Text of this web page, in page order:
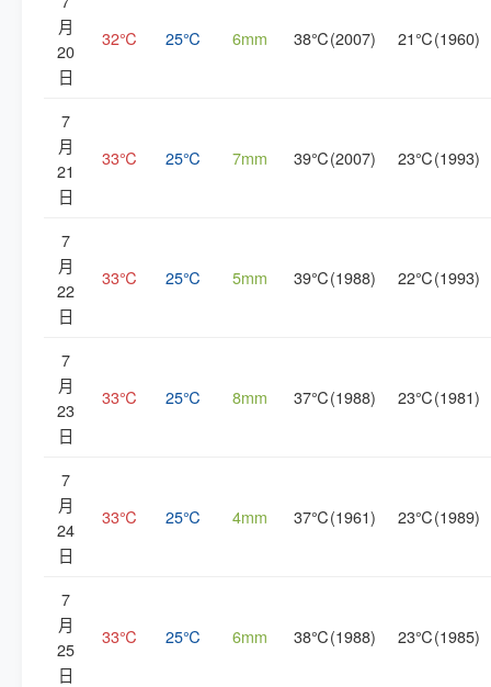
月
20
日
32℃ 25℃ 6mm 38℃(2007) 21℃(1960)
7
月
21
日
33℃ 25℃ 7mm 39℃(2007) 23℃(1993)
7
月
22
日
33℃ 25℃ 5mm 39℃(1988) 22℃(1993)
7
月
23
日
33℃ 25℃ 8mm 37℃(1988) 23℃(1981)
7
月
24
日
33℃ 25℃ 4mm 37℃(1961) 23℃(1989)
7
月
25
日
33℃ 25℃ 6mm 38℃(1988) 23℃(1985)